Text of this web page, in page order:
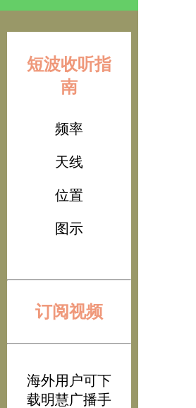
短波收听指
南
频率
天线
位置
图示
订阅视频
海外用户可下
载明慧广播手